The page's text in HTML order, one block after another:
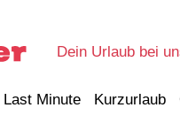
Dein Urlaub bei
Last Minute Kurzurlaub